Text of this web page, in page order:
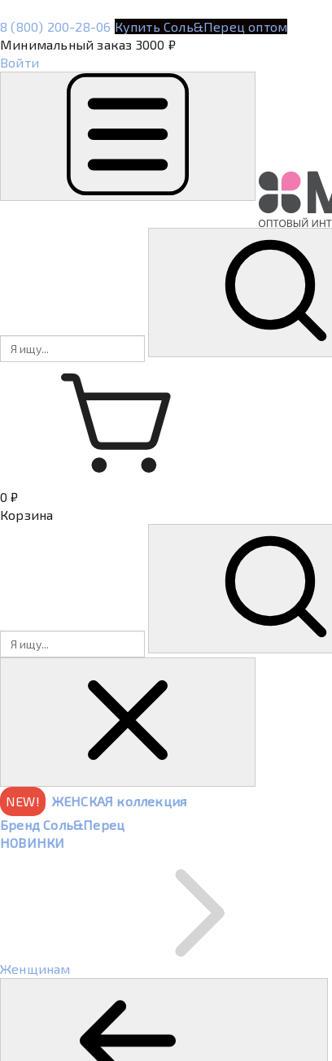
8 (800) 200-28-06 Купить Соль&Перец оптом
Минимальный заказ 3000 ₽
Войти
0 ₽
Корзина
NEW!
ЖЕНСКАЯ коллекция
Бренд Соль&Перец
НОВИНКИ
Женщинам